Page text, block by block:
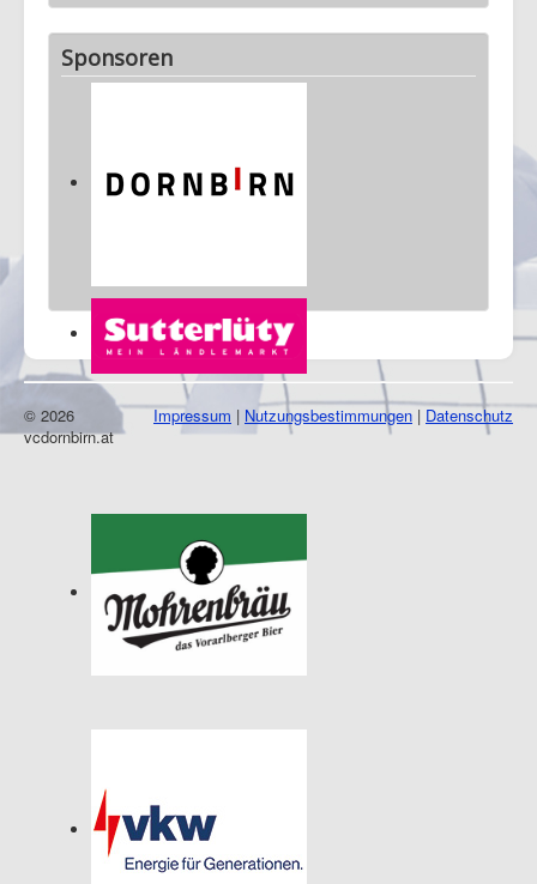
Sponsoren
Impressum | Nutzungsbestimmungen | Datenschutz
© 2026
vcdornbirn.at